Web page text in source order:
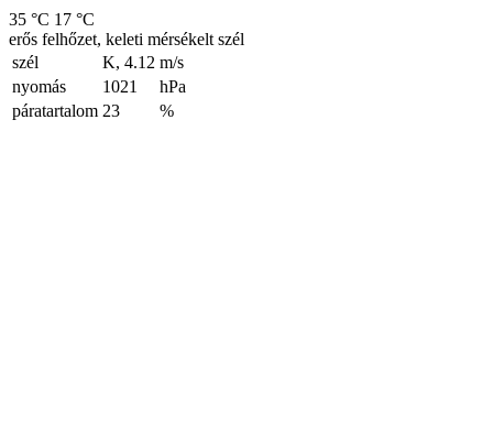
35 °C 17 °C
erős felhőzet, keleti mérsékelt szél
szél
K, 4.12 m/s
nyomás
1021
hPa
páratartalom 23 %